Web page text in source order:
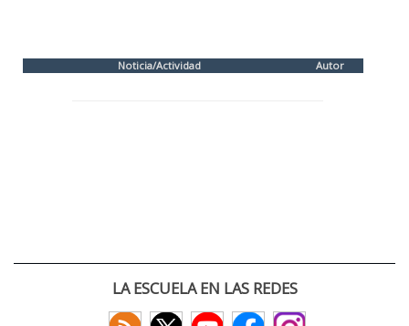
Noticia/Actividad Autor
LA ESCUELA EN LAS REDES